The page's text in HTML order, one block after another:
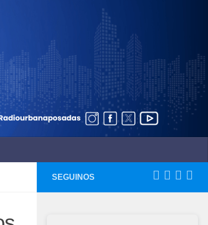
SEGUINOS